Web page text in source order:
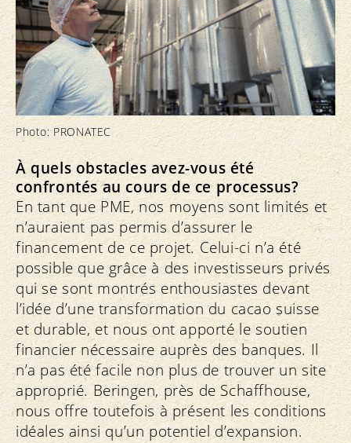
Photo: PRONATEC
À quels obstacles avez-vous été
confrontés au cours de ce processus?
En tant que PME, nos moyens sont limités et
n’auraient pas permis d’assurer le
financement de ce projet. Celui-ci n’a été
possible que grâce à des investisseurs privés
qui se sont montrés enthousiastes devant
l’idée d’une transformation du cacao suisse
et durable, et nous ont apporté le soutien
financier nécessaire auprès des banques. Il
n’a pas été facile non plus de trouver un site
approprié. Beringen, près de Schaffhouse,
nous offre toutefois à présent les conditions
idéales ainsi qu’un potentiel d’expansion.